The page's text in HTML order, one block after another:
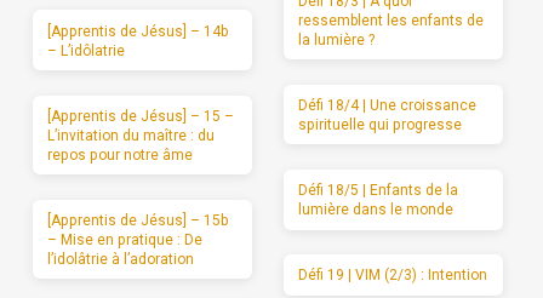
[Apprentis de Jésus] – 14b
– L’idôlatrie
[Apprentis de Jésus] – 15 –
L’invitation du maître : du
repos pour notre âme
[Apprentis de Jésus] – 15b
– Mise en pratique : De
l’idolâtrie à l’adoration
ressemblent les enfants de
la lumière ?
Défi 18/4 | Une croissance
spirituelle qui progresse
Défi 18/5 | Enfants de la
lumière dans le monde
Défi 19 | VIM (2/3) : Intention